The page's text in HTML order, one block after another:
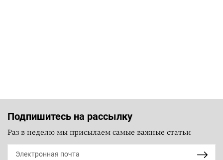
Подпишитесь на рассылку
Раз в неделю мы присылаем самые важные статьи